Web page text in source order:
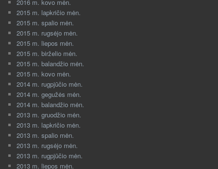
2016 m. kovo mėn.
2015 m. lapkričio mėn.
2015 m. spalio mėn.
2015 m. rugsėjo mėn.
2015 m. liepos mėn.
2015 m. birželio mėn.
2015 m. balandžio mėn.
2015 m. kovo mėn.
2014 m. rugpjūčio mėn.
2014 m. gegužės mėn.
2014 m. balandžio mėn.
2013 m. gruodžio mėn.
2013 m. lapkričio mėn.
2013 m. spalio mėn.
2013 m. rugsėjo mėn.
2013 m. rugpjūčio mėn.
2013 m. liepos mėn.